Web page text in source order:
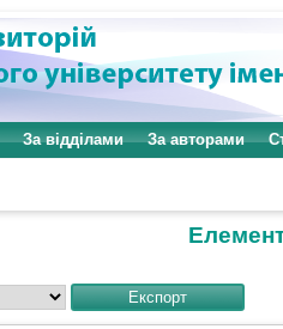
За відділами За авторами